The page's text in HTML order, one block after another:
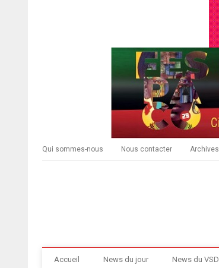
Qui sommes-nous Nous contacter Archives
Accueil News du jour News du VSD